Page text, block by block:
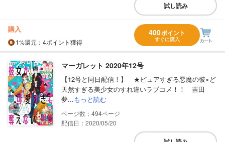
試し読み
購入
1%還元 ：4ポイント獲得
400ポイント
すぐに購入
マーガレット 2020年12号
【12号と同日配信！】 ★ピュアすぎる悪魔の彼×ど
天然すぎる美少女のすれ違いラブコメ！！ 吉田
夢...もっと読む
494
配信日：2020/05/20